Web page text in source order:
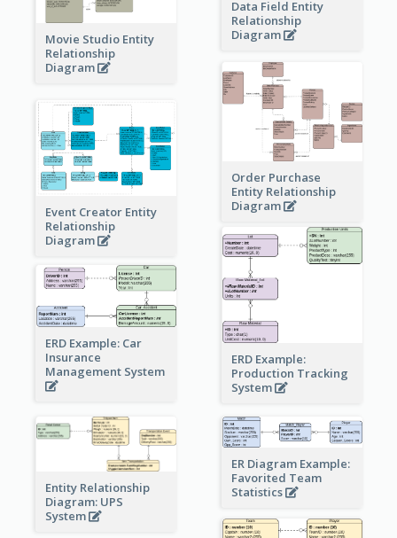
Data Field Entity
Relationship
Diagram
Movie Studio Entity
Relationship
Diagram
Order Purchase
Entity Relationship
Diagram
Event Creator Entity
Relationship
Diagram
ERD Example:
Production Tracking
System
ERD Example: Car
Insurance
Management System
Entity Relationship
Diagram: UPS
System
ER Diagram Example:
Favorited Team
Statistics